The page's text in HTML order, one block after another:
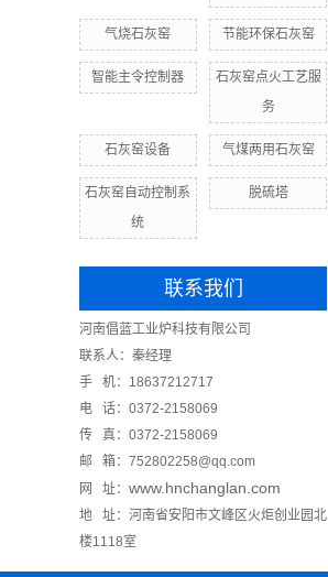
气烧石灰窑 节能环保石灰窑
智能主令控制器
石灰窑点火工艺服
务
石灰窑设备 气煤两用石灰窑
石灰窑自动控制系
统
脱硫塔
联系我们
河南倡蓝工业炉科技有限公司
联系人：秦经理
手 机：18637212717
电 话：0372-2158069
传 真：0372-2158069
邮 箱：752802258@qq.com
网 址： www.hnchanglan.com
地 址：河南省安阳市文峰区火炬创业园北
楼1118室